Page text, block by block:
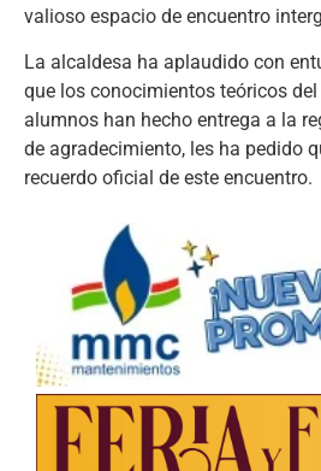
valioso espacio de encuentro
La alcaldesa ha aplaudido con
que los conocimientos teóricos
alumnos han hecho entrega a la
de agradecimiento, les ha pedido
recuerdo oficial de este encuentro.